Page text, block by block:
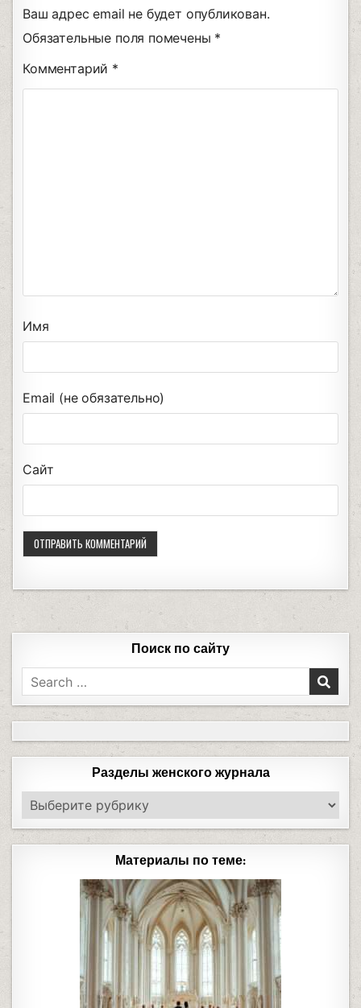
Ваш адрес email не будет опубликован.
Обязательные поля помечены *
Комментарий *
Имя
Email (не обязательно)
Сайт
Поиск по сайту
Разделы женского журнала
Материалы по теме: